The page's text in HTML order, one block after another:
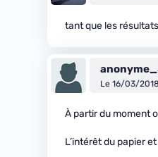
tant que les
Le 16/03/
À partir du moment
L’intérêt du papier